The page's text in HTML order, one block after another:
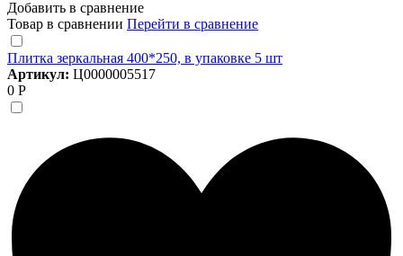
Добавить в сравнение
Товар в сравнении Перейти в сравнение
Плитка зеркальная 400*250, в упаковке 5 шт
Артикул: Ц0000005517
0 Р